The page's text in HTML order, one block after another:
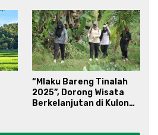
“Mlaku Bareng Tinalah
2025”, Dorong Wisata
Berkelanjutan di Kulon